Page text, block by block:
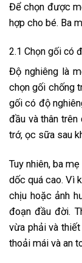
Để chọn được
hợp cho bé. Ba
2.1 Chọn gối có
Độ nghiêng là
chọn gối chống
gối có độ
đầu và thân
trớ, ọc sữa sau
Tuy nhiên, ba
dốc quá cao. Vì
chịu hoặc ảnh
đoạn đầu đời.
vừa phải và
thoải mái và an